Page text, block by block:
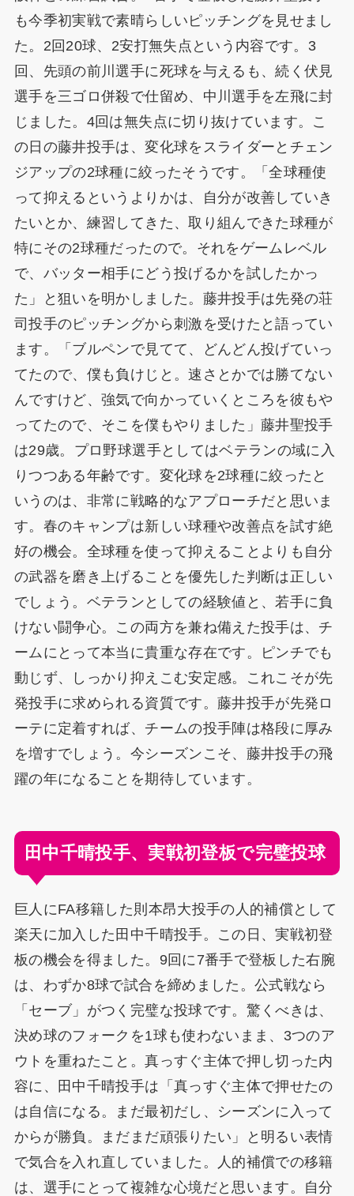
も今季初実戦で素晴らしいピッチングを見せまし
た。2回20球、2安打無失点という内容です。3
回、先頭の前川選手に死球を与えるも、続く伏見
選手を三ゴロ併殺で仕留め、中川選手を左飛に封
じました。4回は無失点に切り抜けています。こ
の日の藤井投手は、変化球をスライダーとチェン
ジアップの2球種に絞ったそうです。「全球種使
って抑えるというよりかは、自分が改善していき
たいとか、練習してきた、取り組んできた球種が
特にその2球種だったので。それをゲームレベル
で、バッター相手にどう投げるかを試したかっ
た」と狙いを明かしました。藤井投手は先発の荘
司投手のピッチングから刺激を受けたと語ってい
ます。「ブルペンで見てて、どんどん投げていっ
てたので、僕も負けじと。速さとかでは勝てない
んですけど、強気で向かっていくところを彼もや
ってたので、そこを僕もやりました」藤井聖投手
は29歳。プロ野球選手としてはベテランの域に入
りつつある年齢です。変化球を2球種に絞ったと
いうのは、非常に戦略的なアプローチだと思いま
す。春のキャンプは新しい球種や改善点を試す絶
好の機会。全球種を使って抑えることよりも自分
の武器を磨き上げることを優先した判断は正しい
でしょう。ベテランとしての経験値と、若手に負
けない闘争心。この両方を兼ね備えた投手は、チ
ームにとって本当に貴重な存在です。ピンチでも
動じず、しっかり抑えこむ安定感。これこそが先
発投手に求められる資質です。藤井投手が先発ロ
ーテに定着すれば、チームの投手陣は格段に厚み
を増すでしょう。今シーズンこそ、藤井投手の飛
躍の年になることを期待しています。
田中千晴投手、実戦初登板で完璧投球
巨人にFA移籍した則本昂大投手の人的補償として
楽天に加入した田中千晴投手。この日、実戦初登
板の機会を得ました。9回に7番手で登板した右腕
は、わずか8球で試合を締めました。公式戦なら
「セーブ」がつく完璧な投球です。驚くべきは、
決め球のフォークを1球も使わないまま、3つのア
ウトを重ねたこと。真っすぐ主体で押し切った内
容に、田中千晴投手は「真っすぐ主体で押せたの
は自信になる。まだ最初だし、シーズンに入って
からが勝負。まだまだ頑張りたい」と明るい表情
で気合を入れ直していました。人的補償での移籍
は、選手にとって複雑な心境だと思います。自分